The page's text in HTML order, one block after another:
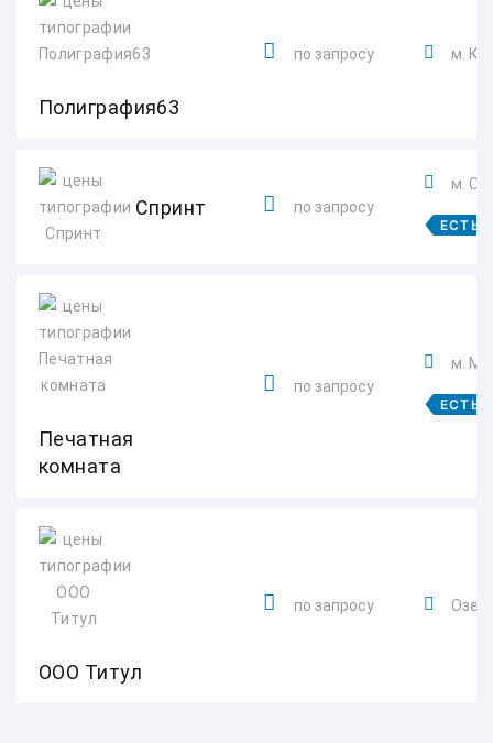
Полиграфия63
по запросу м.
Спринт по запросу
м.
ЕСТЬ
Печатная
комната
по запросу
м.
ЕСТЬ
ООО Титул
по запросу